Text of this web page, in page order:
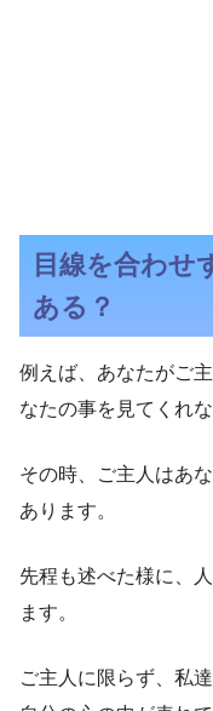
目線を合わせ
ある？
例えば、あなたがご
なたの事を見てくれな
その時、ご主人はあ
あります。
先程も述べた様に、
ます。
ご主人に限らず、私